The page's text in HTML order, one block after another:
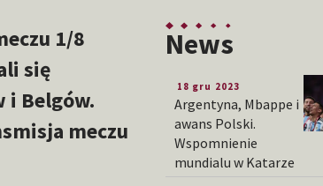
1/8
się
Belgów.
meczu
News
18 gru 2023
Argentyna, Mbappe i
awans Polski.
Wspomnienie
mundialu w Katarze